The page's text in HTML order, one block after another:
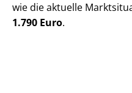
wie die aktuelle
1.790 Euro.